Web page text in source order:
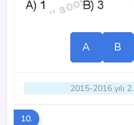
A B
2015-2016 yılı
10.